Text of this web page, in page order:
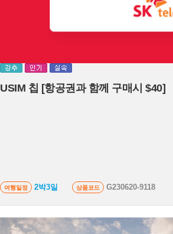
USIM 칩 [항공권과 함께 구매시 $40]
여행일정 2박3일 상품코드 G230620-9118